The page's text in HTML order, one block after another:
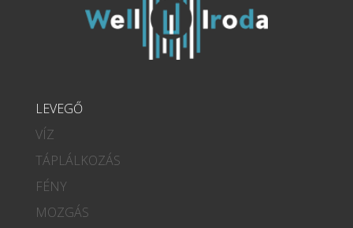
LEVEGŐ
VÍZ
TÁPLÁLKOZÁS
FÉNY
MOZGÁS